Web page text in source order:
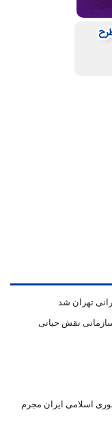
تهران شد
نقش حیاتی
اسلامی ایران مجرم